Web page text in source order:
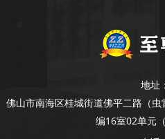
地址：
佛山市南海区桂城街道佛平二路（
编16室02单元